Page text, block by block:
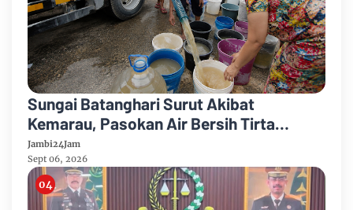
Sungai Batanghari Surut Akibat
Kemarau, Pasokan Air Bersih Tirta
Mayang Jambi Keruh
Jambi24Jam
Sept 06, 2026